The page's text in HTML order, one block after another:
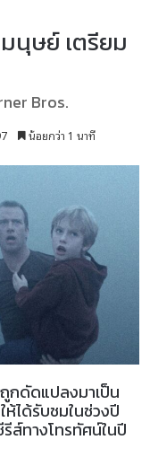
นุษย์ เตรียม
Bros.
น้อยกว่า 1 นาที
กดัดแปลงมาเป็น
ได้รับชมในช่วงปี
ส์ทางโทรทัศน์ในปี